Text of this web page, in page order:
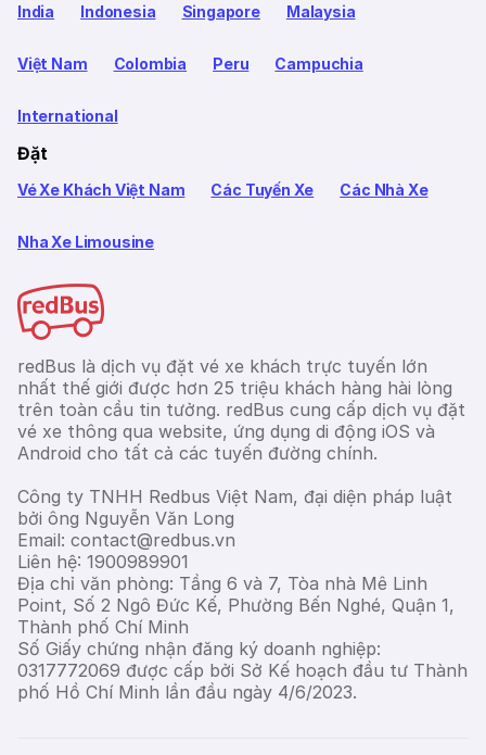
India Indonesia Singapore Malaysia
Việt Nam Colombia Peru Campuchia
International
Đặt
Vé Xe Khách Việt Nam Các Tuyến Xe Các Nhà Xe
Nha Xe Limousine
redBus là dịch vụ đặt vé xe khách trực tuyến lớn
nhất thế giới được hơn 25 triệu khách hàng hài lòng
trên toàn cầu tin tưởng. redBus cung cấp dịch vụ đặt
vé xe thông qua website, ứng dụng di động iOS và
Android cho tất cả các tuyến đường chính.
Công ty TNHH Redbus Việt Nam, đại diện pháp luật
bởi ông Nguyễn Văn Long
Email: contact@redbus.vn
Liên hệ: 1900989901
Địa chỉ văn phòng: Tầng 6 và 7, Tòa nhà Mê Linh
Point, Số 2 Ngô Đức Kế, Phường Bến Nghé, Quận 1,
Thành phố Chí Minh
Số Giấy chứng nhận đăng ký doanh nghiệp:
0317772069 được cấp bởi Sở Kế hoạch đầu tư Thành
phố Hồ Chí Minh lần đầu ngày 4/6/2023.